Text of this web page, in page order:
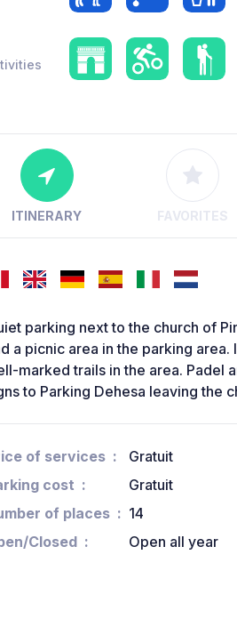
ITINERARY FAVORITES
parking next to the church of
a picnic area in the parking
marked trails in the area. Padel
to Parking Dehesa leaving the
of services
Gratuit
cost
Gratuit
of places
14
Closed
Open all year